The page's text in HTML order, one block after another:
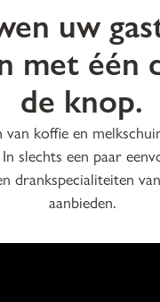
uw
met één
de knop.
van koffie en
slechts een paar
drankspecialiteiten
aanbieden.